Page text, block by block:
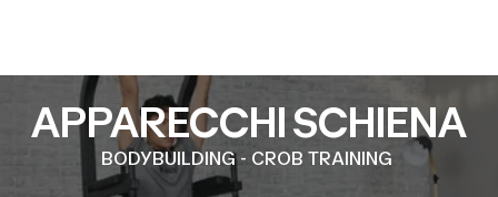
APPARECCHI SCHIENA
BODYBUILDING - CROB TRAINING